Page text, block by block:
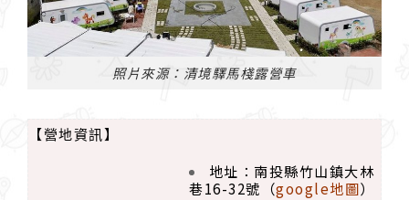
照片來源：清境驛馬棧露營車
【營地資訊】
地址：南投縣竹山鎮大林
巷16-32號（google地圖）